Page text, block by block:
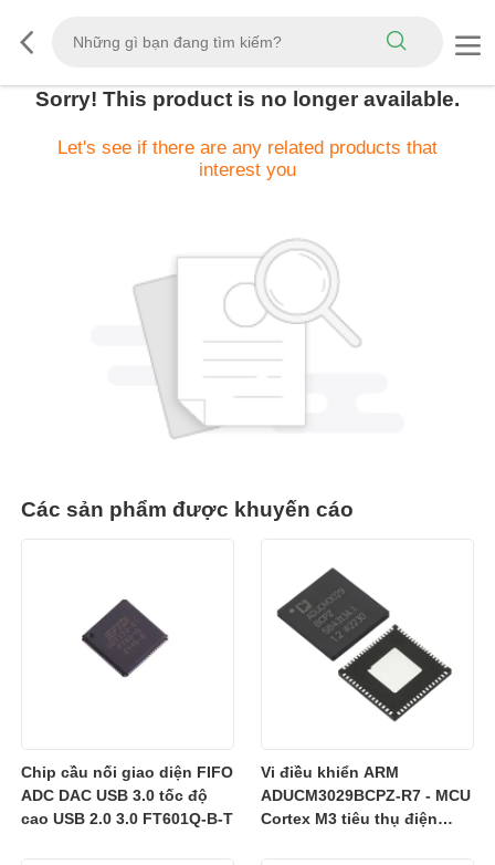
Sorry! This product is no longer available.
Let's see if there are any related products that
interest you
Các sản phẩm được khuyến cáo
Chip cầu nối giao diện FIFO
ADC DAC USB 3.0 tốc độ
cao USB 2.0 3.0 FT601Q-B-T
Vi điều khiển ARM
ADUCM3029BCPZ-R7 - MCU
Cortex M3 tiêu thụ điện